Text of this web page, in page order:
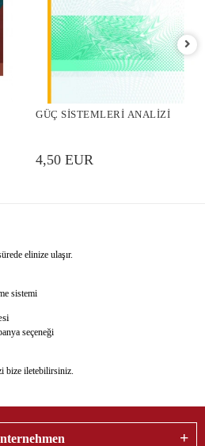
GÜÇ SİSTEMLERİ ANALİZİ
4,50 EUR
elinize ulaşır.
sistemi
seçeneği
bize iletebilirsiniz.